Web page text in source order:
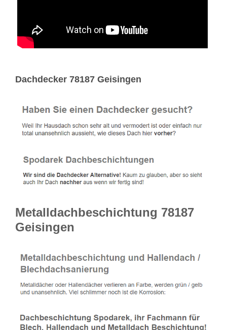
Dachdecker 78187 Geisingen
Metalldachbeschichtung 78187
Geisingen